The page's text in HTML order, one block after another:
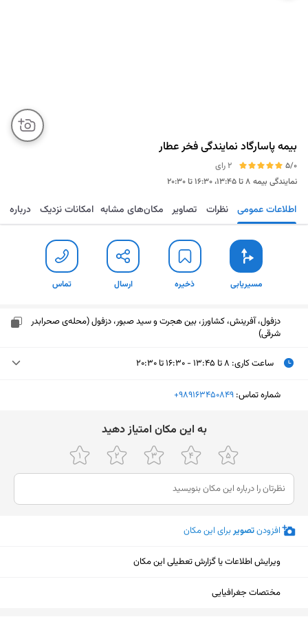
بیمه پاسارگاد نمایندگی فخر عطار
5/0
2 رای
نمایندگی بیمه ۸ تا ۱۳:۴۵، ۱۶:۳۰ تا ۲۰:۳۰
مسیریابی ذخیره ارسال تماس اطلاعات عمومی نظرات تصاویر مکان‌های مشابه امکانات نزدیک درباره
مسیریابی ذخیره ارسال تماس
دزفول، آفرینش، کشاورز، بین هجرت و سید صبور، دزفول (محله‌ی صحرابدر
شرقی)
ساعت کاری: ۸ تا ۱۳:۴۵ - ۱۶:۳۰ تا ۲۰:۳۰
دوشنبه (امروز)
۸ تا ۱۳:۴۵ - ۱۶:۳۰ تا ۲۰:۳۰
پنجشنبه
۸ تا ۱۳:۴۵ - ۱۶:۳۰ تا ۲۰:۳۰
جمعه
تعطیل
شنبه
یکشنبه
شماره تماس: ‎+989163450849
ﺑﻪ اﯾﻦ ﻣﮑﺎن اﻣﺘﯿﺎز دﻫﯿﺪ
افزودنتصویربرای این مکان
ویرایش اطلاعات یا گزارش تعطیلی این مکان
مختصات جغرافیایی